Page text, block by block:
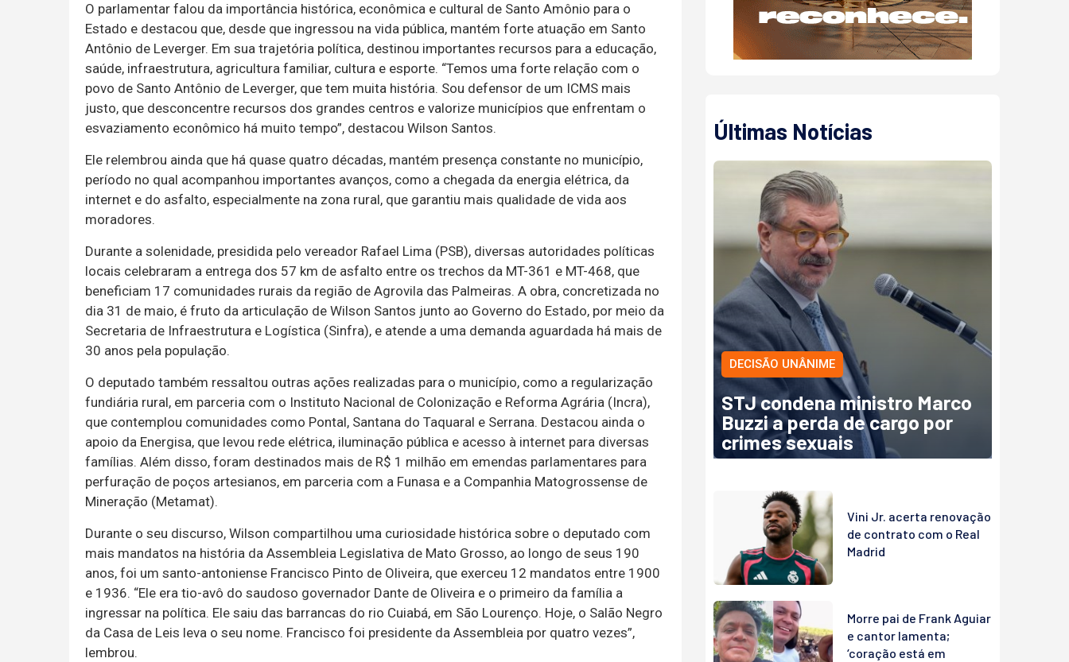
O parlamentar falou da importância histórica, econômica e cultural de Santo Amônio para o
Estado e destacou que, desde que ingressou na vida pública, mantém forte atuação em Santo
Antônio de Leverger. Em sua trajetória política, destinou importantes recursos para a educação,
saúde, infraestrutura, agricultura familiar, cultura e esporte. “Temos uma forte relação com o
povo de Santo Antônio de Leverger, que tem muita história. Sou defensor de um ICMS mais
justo, que desconcentre recursos dos grandes centros e valorize municípios que enfrentam o
esvaziamento econômico há muito tempo”, destacou Wilson Santos.
Ele relembrou ainda que há quase quatro décadas, mantém presença constante no município,
período no qual acompanhou importantes avanços, como a chegada da energia elétrica, da
internet e do asfalto, especialmente na zona rural, que garantiu mais qualidade de vida aos
moradores.
Durante a solenidade, presidida pelo vereador Rafael Lima (PSB), diversas autoridades políticas
locais celebraram a entrega dos 57 km de asfalto entre os trechos da MT-361 e MT-468, que
beneficiam 17 comunidades rurais da região de Agrovila das Palmeiras. A obra, concretizada no
dia 31 de maio, é fruto da articulação de Wilson Santos junto ao Governo do Estado, por meio da
Secretaria de Infraestrutura e Logística (Sinfra), e atende a uma demanda aguardada há mais de
30 anos pela população.
O deputado também ressaltou outras ações realizadas para o município, como a regularização
fundiária rural, em parceria com o Instituto Nacional de Colonização e Reforma Agrária (Incra),
que contemplou comunidades como Pontal, Santana do Taquaral e Serrana. Destacou ainda o
apoio da Energisa, que levou rede elétrica, iluminação pública e acesso à internet para diversas
famílias. Além disso, foram destinados mais de R$ 1 milhão em emendas parlamentares para
perfuração de poços artesianos, em parceria com a Funasa e a Companhia Matogrossense de
Mineração (Metamat).
Durante o seu discurso, Wilson compartilhou uma curiosidade histórica sobre o deputado com
mais mandatos na história da Assembleia Legislativa de Mato Grosso, ao longo de seus 190
anos, foi um santo-antoniense Francisco Pinto de Oliveira, que exerceu 12 mandatos entre 1900
e 1936. “Ele era tio-avô do saudoso governador Dante de Oliveira e o primeiro da família a
ingressar na política. Ele saiu das barrancas do rio Cuiabá, em São Lourenço. Hoje, o Salão Negro
da Casa de Leis leva o seu nome. Francisco foi presidente da Assembleia por quatro vezes”,
lembrou.
Últimas Notícias
DECISÃO UNÂNIME
STJ condena ministro Marco
Buzzi a perda de cargo por
crimes sexuais
Vini Jr. acerta renovação
de contrato com o Real
Madrid
Morre pai de Frank Aguiar
e cantor lamenta;
‘coração está em